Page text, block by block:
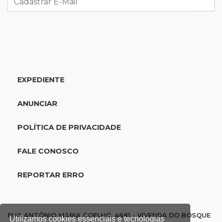
Utilizamos cookies essenciais e tecnologias
10:42Tema complexo
que travou pauta na Câmara
10:30Multado
Justiça cobra R$ 250 mil de ex-prefeito de
fazem sucesso no TikTok
EXPEDIENTE
ANUNCIAR
POLÍTICA DE PRIVACIDADE
FALE CONOSCO
REPORTAR ERRO
RUA ANTÔNIO MARIA COELHO, 4681 - VIVENDA DO BOSQUE